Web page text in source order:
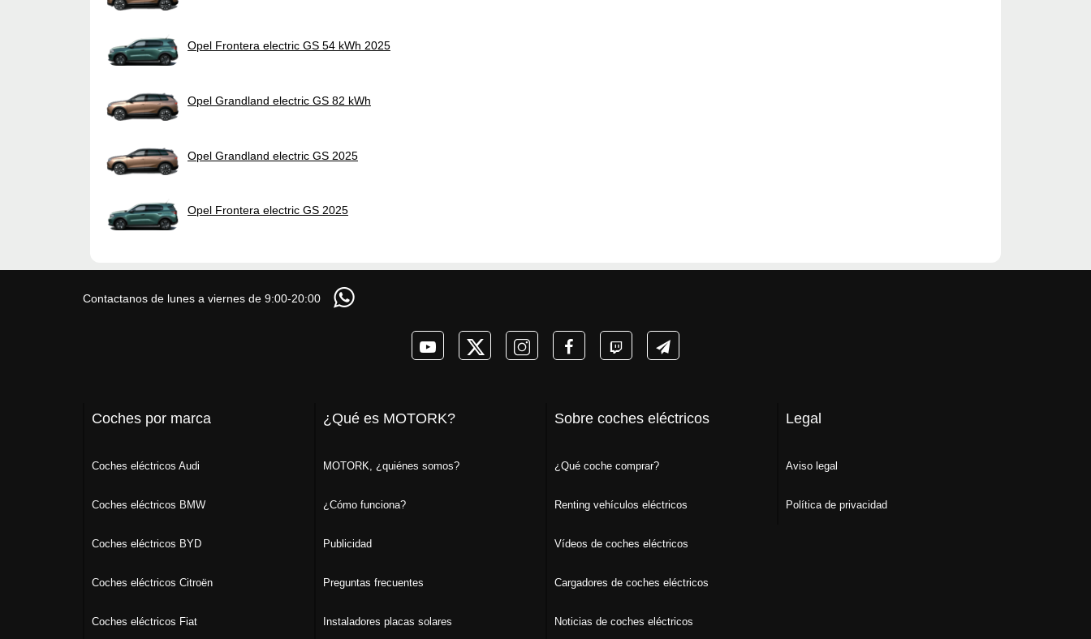
Opel Frontera electric GS 54 kWh 2025
Opel Grandland electric GS 82 kWh
Opel Grandland electric GS 2025
Opel Frontera electric GS 2025
Contactanos de lunes a viernes de 9:00-20:00
Coches por marca
Coches eléctricos Audi
Coches eléctricos BMW
Coches eléctricos BYD
Coches eléctricos Citroën
Coches eléctricos Fiat
¿Qué es MOTORK?
MOTORK, ¿quiénes somos?
¿Cómo funciona?
Publicidad
Preguntas frecuentes
Instaladores placas solares
Sobre coches eléctricos
¿Qué coche comprar?
Renting vehículos eléctricos
Vídeos de coches eléctricos
Cargadores de coches eléctricos
Noticias de coches eléctricos
Legal
Aviso legal
Política de privacidad